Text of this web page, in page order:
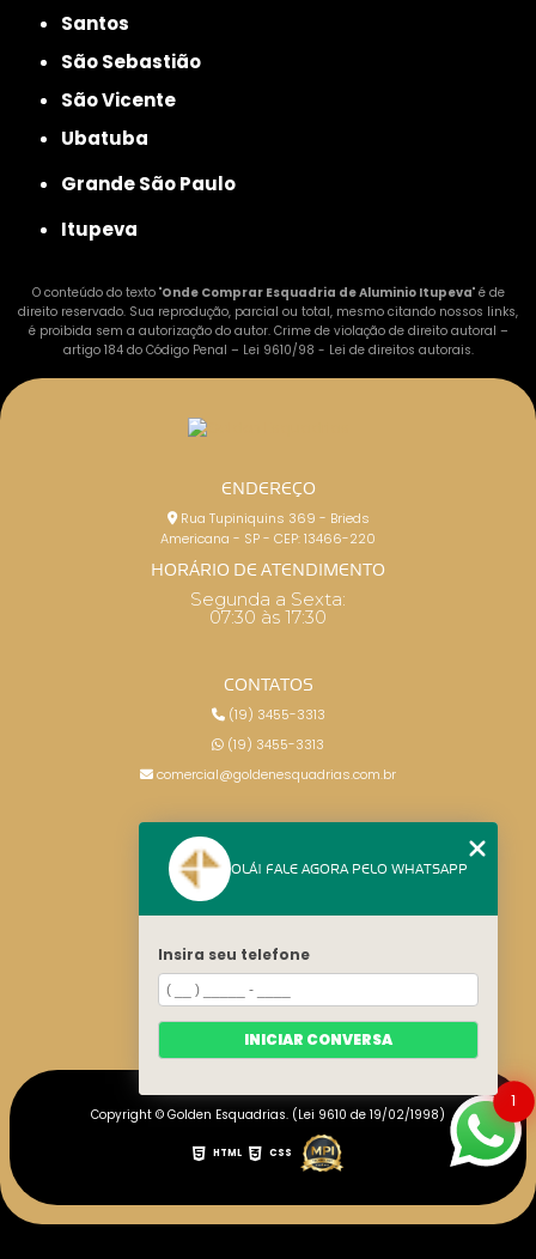
Santos
São Sebastião
São Vicente
Ubatuba
Grande São Paulo
Itupeva
O conteúdo do texto "Onde Comprar Esquadria de Aluminio Itupeva" é de
direito reservado. Sua reprodução, parcial ou total, mesmo citando nossos links,
é proibida sem a autorização do autor. Crime de violação de direito autoral –
artigo 184 do Código Penal – Lei 9610/98 - Lei de direitos autorais.
ENDEREÇO
Rua Tupiniquins 369 - Brieds
Americana - SP - CEP: 13466-220
HORÁRIO DE ATENDIMENTO
Segunda a Sexta:
07:30 às 17:30
CONTATOS
(19) 3455-3313
(19) 3455-3313
comercial@goldenesquadrias.com.br
HOME
CATEGORIAS
MAPA DO SITE
Copyright © Golden Esquadrias. (Lei 9610 de 19/02/1998)
HTML CSS
1
OLÁ! FALE AGORA PELO WHATSAPP
Insira seu telefone
INICIAR CONVERSA